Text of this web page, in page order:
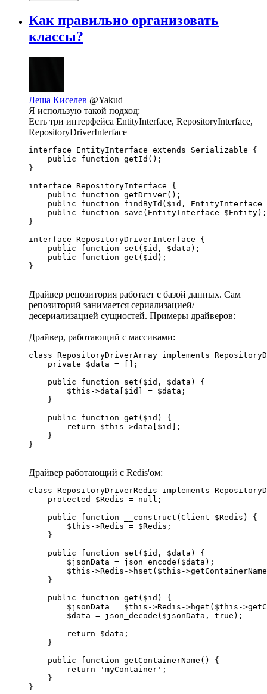
Как правильно организовать
классы?
Леша Киселев @Yakud
Я использую такой подход:
Есть три интерфейса EntityInterface, RepositoryInterface,
RepositoryDriverInterface
interface EntityInterface extends Serializable {
    public function getId();
}
interface RepositoryInterface {
    public function getDriver();
public function findById($id, EntityInterface
    public function save(EntityInterface $Entity);
}
interface RepositoryDriverInterface {
    public function set($id, $data);
    public function get($id);
}
Драйвер репозитория работает с базой данных. Сам
репозиторий занимается сериализацией/
десериализацией сущностей. Примеры драйверов:
Драйвер, работающий с массивами:
class RepositoryDriverArray implements
    private $data = [];
    public function set($id, $data) {
        $this->data[$id] = $data;
    }
    public function get($id) {
        return $this->data[$id];
    }
}
Драйвер работающий с Redis'ом:
class RepositoryDriverRedis implements
    protected $Redis = null;
    public function __construct(Client $Redis) {
        $this->Redis = $Redis;
    }
    public function set($id, $data) {
        $jsonData = json_encode($data);
$this->Redis->hset($this-
    }
    public function get($id) {
$jsonData = $this->Redis->hget($this-
        $data = json_decode($jsonData, true);
        return $data;
    }
    public function getContainerName() {
        return 'myContainer';
    }
}